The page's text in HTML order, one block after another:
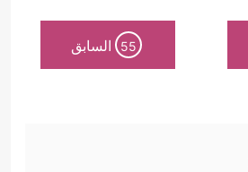
55 السابق